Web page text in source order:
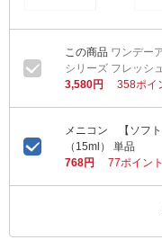
ワンデー
シリーズ フレッシ
3,580円
358ポイ
メニコン 【ソフト
（15ml） 単品
768円
77ポイント